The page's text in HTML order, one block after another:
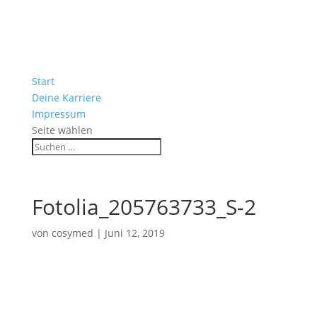
Start
Deine Karriere
Impressum
Seite wählen
Fotolia_205763733_S-2
von cosymed | Juni 12, 2019